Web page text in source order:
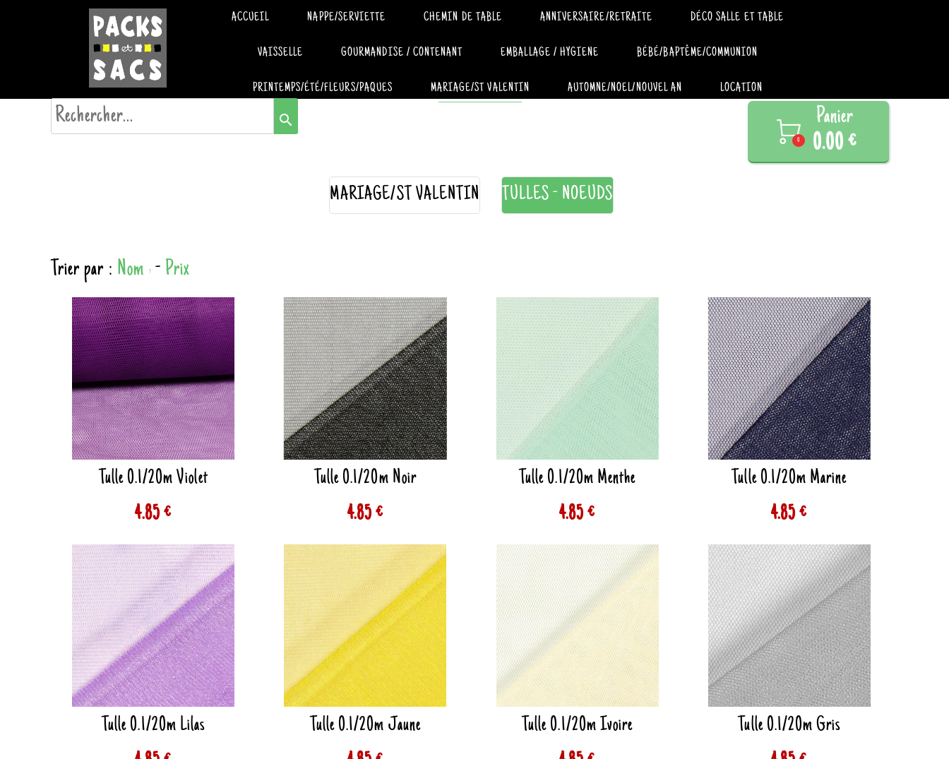
ACCUEIL NAPPE/SERVIETTE CHEMIN DE TABLE ANNIVERSAIRE/RETRAITE DÉCO SALLE ET TABLE
VAISSELLE GOURMANDISE / CONTENANT EMBALLAGE / HYGIENE BÉBÉ/BAPTÊME/COMMUNION
PRINTEMPS/ÉTÉ/FLEURS/PAQUES MARIAGE/ST VALENTIN AUTOMNE/NOEL/NOUVEL AN LOCATION
search 
0
Panier
0.00 €
MARIAGE/ST VALENTIN TULLES - NOEUDS
Trier par : Nom - Prix
Tulle 0.1/20m Violet
4.85 €
Tulle 0.1/20m Noir
4.85 €
Tulle 0.1/20m Menthe
4.85 €
Tulle 0.1/20m Marine
4.85 €
Tulle 0.1/20m Lilas
Tulle 0.1/20m Jaune
Tulle 0.1/20m Ivoire
Tulle 0.1/20m Gris